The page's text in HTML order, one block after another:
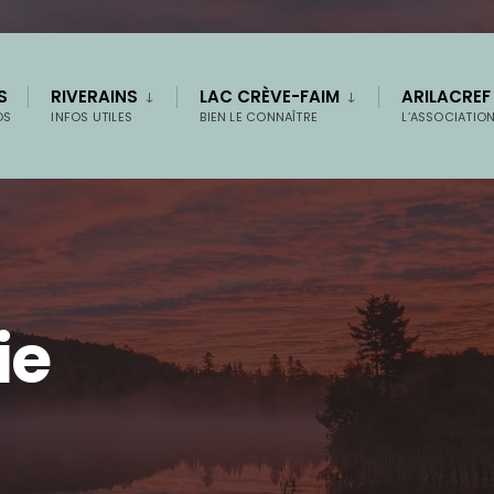
RIVERAINS
INFOS UTILES
LAC CRÈVE-FAIM
BIEN LE CONNAÎTRE
ARILACREF